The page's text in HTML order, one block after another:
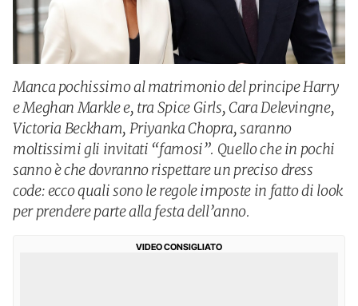
Manca pochissimo al matrimonio del principe Harry
e Meghan Markle e, tra Spice Girls, Cara Delevingne,
Victoria Beckham, Priyanka Chopra, saranno
moltissimi gli invitati “famosi”. Quello che in pochi
sanno è che dovranno rispettare un preciso dress
code: ecco quali sono le regole imposte in fatto di look
per prendere parte alla festa dell’anno.
VIDEO CONSIGLIATO